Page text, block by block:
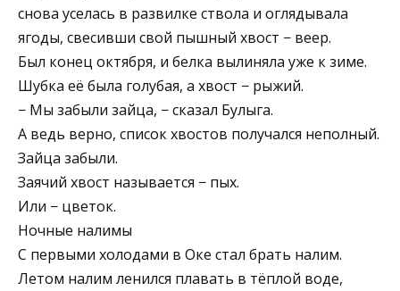
снова уселась в развилке ствола и оглядывала
ягоды, свесивши свой пышный хвост − веер.
Был конец октября, и белка вылиняла уже к зиме.
Шубка её была голубая, а хвост − рыжий.
− Мы забыли зайца, − сказал Булыга.
А ведь верно, список хвостов получался неполный.
Зайца забыли.
Заячий хвост называется − пых.
Или − цветок.
Ночные налимы
С первыми холодами в Оке стал брать налим.
Летом налим ленился плавать в тёплой воде,